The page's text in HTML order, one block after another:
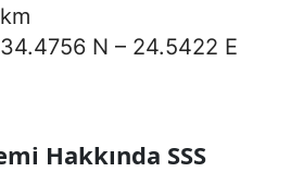
34.4756 N – 24.5422 E
Hakkında SSS